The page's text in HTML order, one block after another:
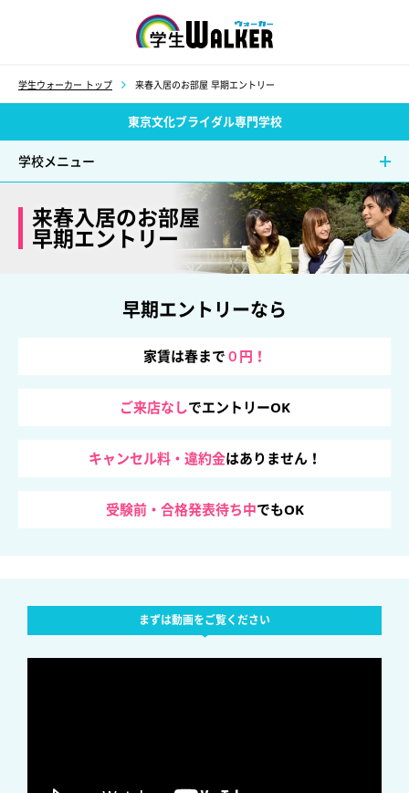
学生ウォーカー トップ 来春入居のお部屋 早期エントリー
東京文化ブライダル専門学校
学校メニュー
来春入居のお部屋
早期エントリー
早期エントリーなら
家賃は春まで ０円！
ご来店なしでエントリーOK
キャンセル料・違約金はありません！
受験前・合格発表待ち中でもOK
まずは動画をご覧ください